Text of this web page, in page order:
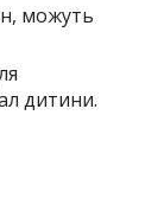
можуть
дитини.